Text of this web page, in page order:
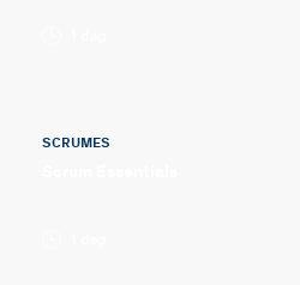
SCRUMES